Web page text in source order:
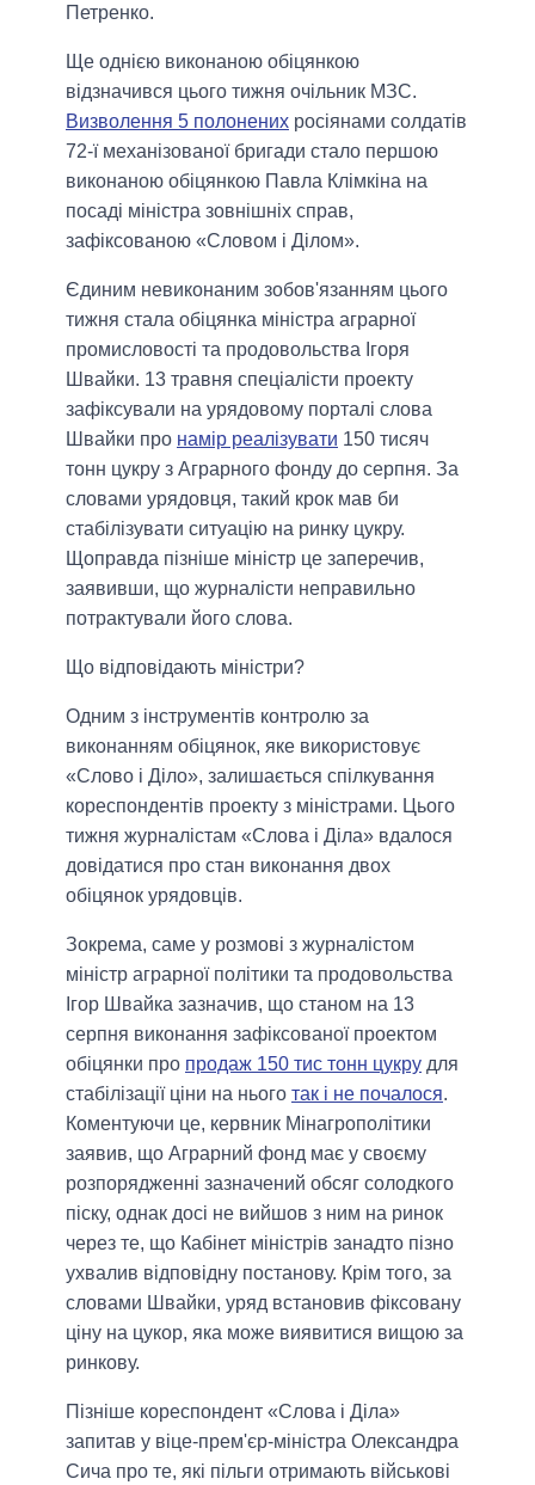
Петренко.
Ще однією виконаною обіцянкою
відзначився цього тижня очільник МЗС.
Визволення 5 полонених росіянами солдатів
72-ї механізованої бригади стало першою
виконаною обіцянкою Павла Клімкіна на
посаді міністра зовнішніх справ,
зафіксованою «Словом і Ділом».
Єдиним невиконаним зобов'язанням цього
тижня стала обіцянка міністра аграрної
промисловості та продовольства Ігоря
Швайки. 13 травня спеціалісти проекту
зафіксували на урядовому порталі слова
Швайки про намір реалізувати 150 тисяч
тонн цукру з Аграрного фонду до серпня. За
словами урядовця, такий крок мав би
стабілізувати ситуацію на ринку цукру.
Щоправда пізніше міністр це заперечив,
заявивши, що журналісти неправильно
потрактували його слова.
Що відповідають міністри?
Одним з інструментів контролю за
виконанням обіцянок, яке використовує
«Слово і Діло», залишається спілкування
кореспондентів проекту з міністрами. Цього
тижня журналістам «Слова і Діла» вдалося
довідатися про стан виконання двох
обіцянок урядовців.
Зокрема, саме у розмові з журналістом
міністр аграрної політики та продовольства
Ігор Швайка зазначив, що станом на 13
серпня виконання зафіксованої проектом
обіцянки про продаж 150 тис тонн цукру для
стабілізації ціни на нього так і не почалося.
Коментуючи це, кервник Мінагрополітики
заявив, що Аграрний фонд має у своєму
розпорядженні зазначений обсяг солодкого
піску, однак досі не вийшов з ним на ринок
через те, що Кабінет міністрів занадто пізно
ухвалив відповідну постанову. Крім того, за
словами Швайки, уряд встановив фіксовану
ціну на цукор, яка може виявитися вищою за
ринкову.
Пізніше кореспондент «Слова і Діла»
запитав у віце-прем'єр-міністра Олександра
Сича про те, які пільги отримають військові